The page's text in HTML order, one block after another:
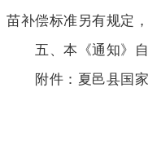
苗补偿标准另有规定
五、本《通知》自
附件：夏邑县国家